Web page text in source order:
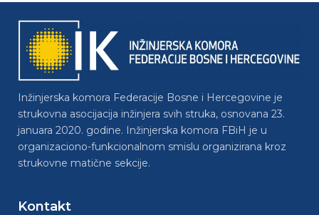
Inžinjerska komora Federacije Bosne i Hercegovine je
strukovna asocijacija inžinjera svih struka, osnovana 23.
januara 2020. godine. Inžinjerska komora FBiH je u
organizaciono-funkcionalnom smislu organizirana kroz
strukovne matične sekcije.
Kontakt